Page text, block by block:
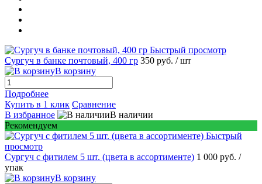
Быстрый просмотр
Сургуч в банке почтовый, 400 гр 350 руб. / шт
В корзину
Подробнее
Купить в 1 клик Сравнение
В избранное
В наличии
Рекомендуем
Быстрый
просмотр
Сургуч с фитилем 5 шт. (цвета в ассортименте) 1 000 руб. /
упак
В корзину